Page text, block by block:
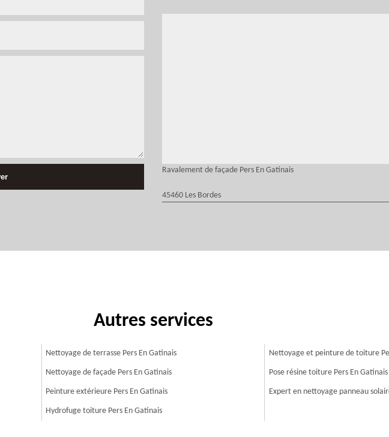
Ravalement de façade Pers En Gatinais
45460 Les Bordes
Autres services
Nettoyage de terrasse Pers En Gatinais
Nettoyage de façade Pers En Gatinais
Peinture extérieure Pers En Gatinais
Hydrofuge toiture Pers En Gatinais
Nettoyage et peinture de toiture
Pose résine toiture Pers En Gatinais
Expert en nettoyage panneau